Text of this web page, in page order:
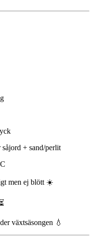
+ sand/perlit
men ej blött ☀️
växtsäsongen 💧